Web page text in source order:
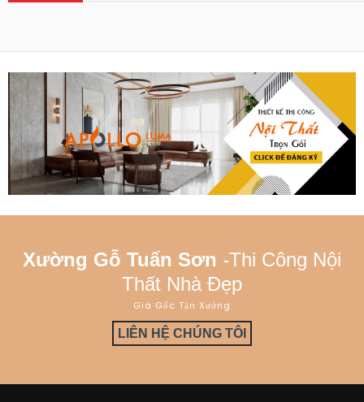
Xường Gỗ Tuấn Sơn -Thi Công Nội
Thất Nhà Đẹp
Giá Gốc Tận Xưởng
LIÊN HỆ CHÚNG TÔI